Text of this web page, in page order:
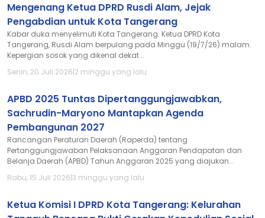
Mengenang Ketua DPRD Rusdi Alam, Jejak
Pengabdian untuk Kota Tangerang
Kabar duka menyelimuti Kota Tangerang. Ketua DPRD Kota
Tangerang, Rusdi Alam berpulang pada Minggu (19/7/26) malam.
Kepergian sosok yang dikenal dekat...
Senin, 20 Juli 2026|2 minggu yang lalu
APBD 2025 Tuntas Dipertanggungjawabkan,
Sachrudin-Maryono Mantapkan Agenda
Pembangunan 2027
Rancangan Peraturan Daerah (Raperda) tentang
Pertanggungjawaban Pelaksanaan Anggaran Pendapatan dan
Belanja Daerah (APBD) Tahun Anggaran 2025 yang diajukan...
Rabu, 15 Juli 2026|3 minggu yang lalu
Ketua Komisi I DPRD Kota Tangerang: Kelurahan